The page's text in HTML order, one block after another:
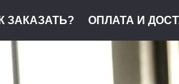
ЗАКАЗАТЬ? ОПЛАТА И